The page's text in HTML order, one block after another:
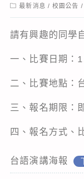
Post最新消息 / 校園公告 /
請有興趣的同學
一、比賽日期：
二、比賽地點：
三、報名期限：
四、報名方式、
台語演講海報